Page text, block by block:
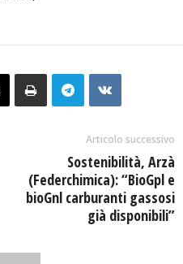
Articolo successivo
Sostenibilità, Arzà
(Federchimica): “BioGpl e
bioGnl carburanti gassosi
già disponibili”